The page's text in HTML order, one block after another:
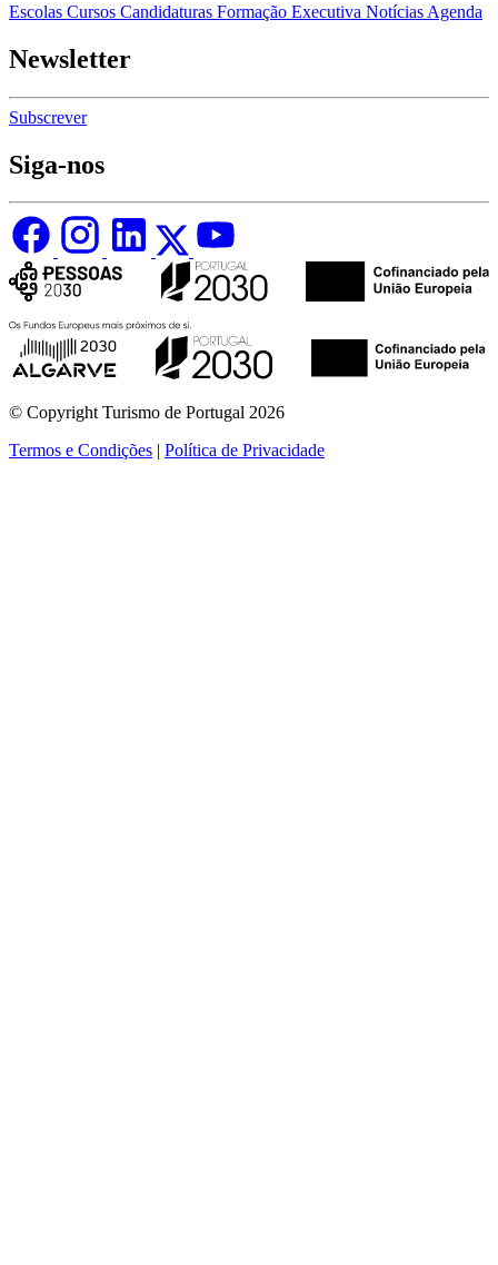
Escolas Cursos Candidaturas Formação Executiva Notícias Agenda
Newsletter
Subscrever
Siga-nos
© Copyright Turismo de Portugal 2026
Termos e Condições | Política de Privacidade